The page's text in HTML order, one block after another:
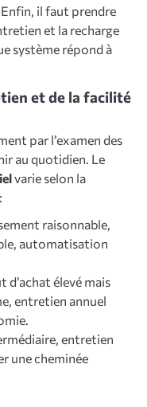
il faut prendre
et la recharge
système répond à
et de la facilité
par l’examen des
au quotidien. Le
varie selon la
raisonnable,
automatisation
d’achat élevé mais
entretien annuel
entretien
une cheminée